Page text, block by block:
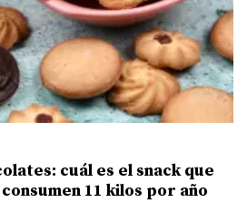
cuál es el snack que
11 kilos por año